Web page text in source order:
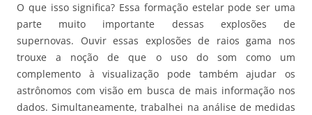
O que isso significa? Essa formação estelar pode ser uma
parte muito importante dessas explosões de
supernovas. Ouvir essas explosões de raios gama nos
trouxe a noção de que o uso do som como um
complemento à visualização pode também ajudar os
astrônomos com visão em busca de mais informação nos
dados. Simultaneamente, trabalhei na análise de medidas